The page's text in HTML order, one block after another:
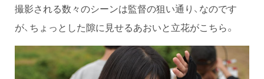
撮影される数々のシーンは監督の狙い通り、なのです
が、ちょっとした隙に見せるあおいと立花がこちら。